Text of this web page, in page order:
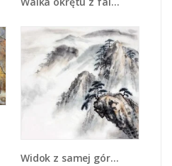
Widok z samej góry - GR075